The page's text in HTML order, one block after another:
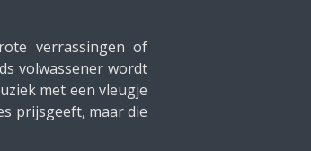
verrassingen of
volwassener wordt
met een vleugje
prijsgeeft, maar die